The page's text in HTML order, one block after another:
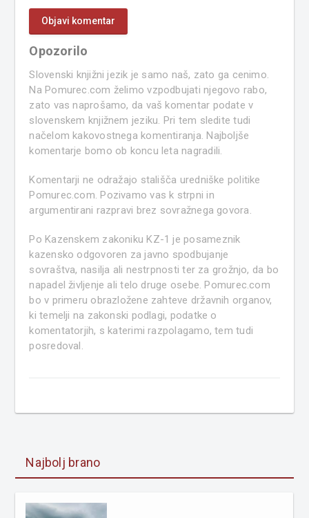
Opozorilo
Slovenski knjižni jezik je samo naš, zato ga cenimo.
Na Pomurec.com želimo vzpodbujati njegovo rabo,
zato vas naprošamo, da vaš komentar podate v
slovenskem knjižnem jeziku. Pri tem sledite tudi
načelom kakovostnega komentiranja. Najboljše
komentarje bomo ob koncu leta nagradili.
Komentarji ne odražajo stališča uredniške politike
Pomurec.com. Pozivamo vas k strpni in
argumentirani razpravi brez sovražnega govora.
Po Kazenskem zakoniku KZ-1 je posameznik
kazensko odgovoren za javno spodbujanje
sovraštva, nasilja ali nestrpnosti ter za grožnjo, da bo
napadel življenje ali telo druge osebe. Pomurec.com
bo v primeru obrazložene zahteve državnih organov,
ki temelji na zakonski podlagi, podatke o
komentatorjih, s katerimi razpolagamo, tem tudi
posredoval.
Najbolj brano